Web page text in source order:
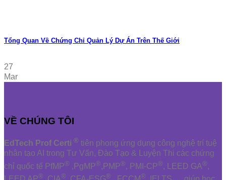
Tổng Quan Về Chứng Chỉ Quản Lý Dự Án Trên Thế Giới
27
Mar
VỀ CHÚNG TÔI
EdTech Prof Certi ® tiên phong ứng dụng công nghệ trí tuệ
nhân tạo AI trong Tư Vấn, Đào Tạo & Luyện Thi các chứng
chỉ quốc tế PfMP® ,PgMP®,PMP®, PMI-CP®, LEED GA®,
® ® ® ®